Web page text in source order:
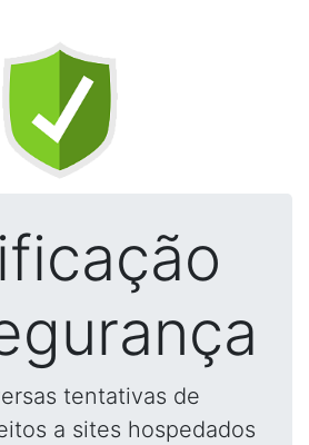
tentativas de
a sites hospedados